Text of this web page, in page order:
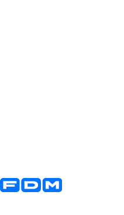
Yderligere information og